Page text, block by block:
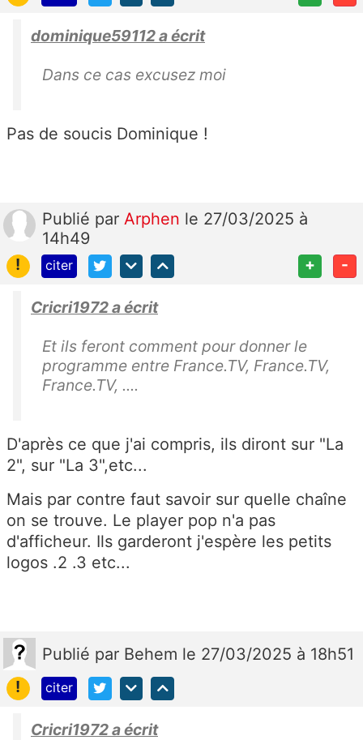
dominique59112 a écrit
Dans ce cas excusez moi
Pas de soucis Dominique !
Publié par Arphen le 27/03/2025 à
14h49
!
citer + -
Cricri1972 a écrit
Et ils feront comment pour donner le
programme entre France.TV, France.TV,
France.TV, ....
D'après ce que j'ai compris, ils diront sur "La
2", sur "La 3",etc...
Mais par contre faut savoir sur quelle chaîne
on se trouve. Le player pop n'a pas
d'afficheur. Ils garderont j'espère les petits
logos .2 .3 etc...
Publié par Behem le 27/03/2025 à 18h51
!
citer
Cricri1972 a écrit